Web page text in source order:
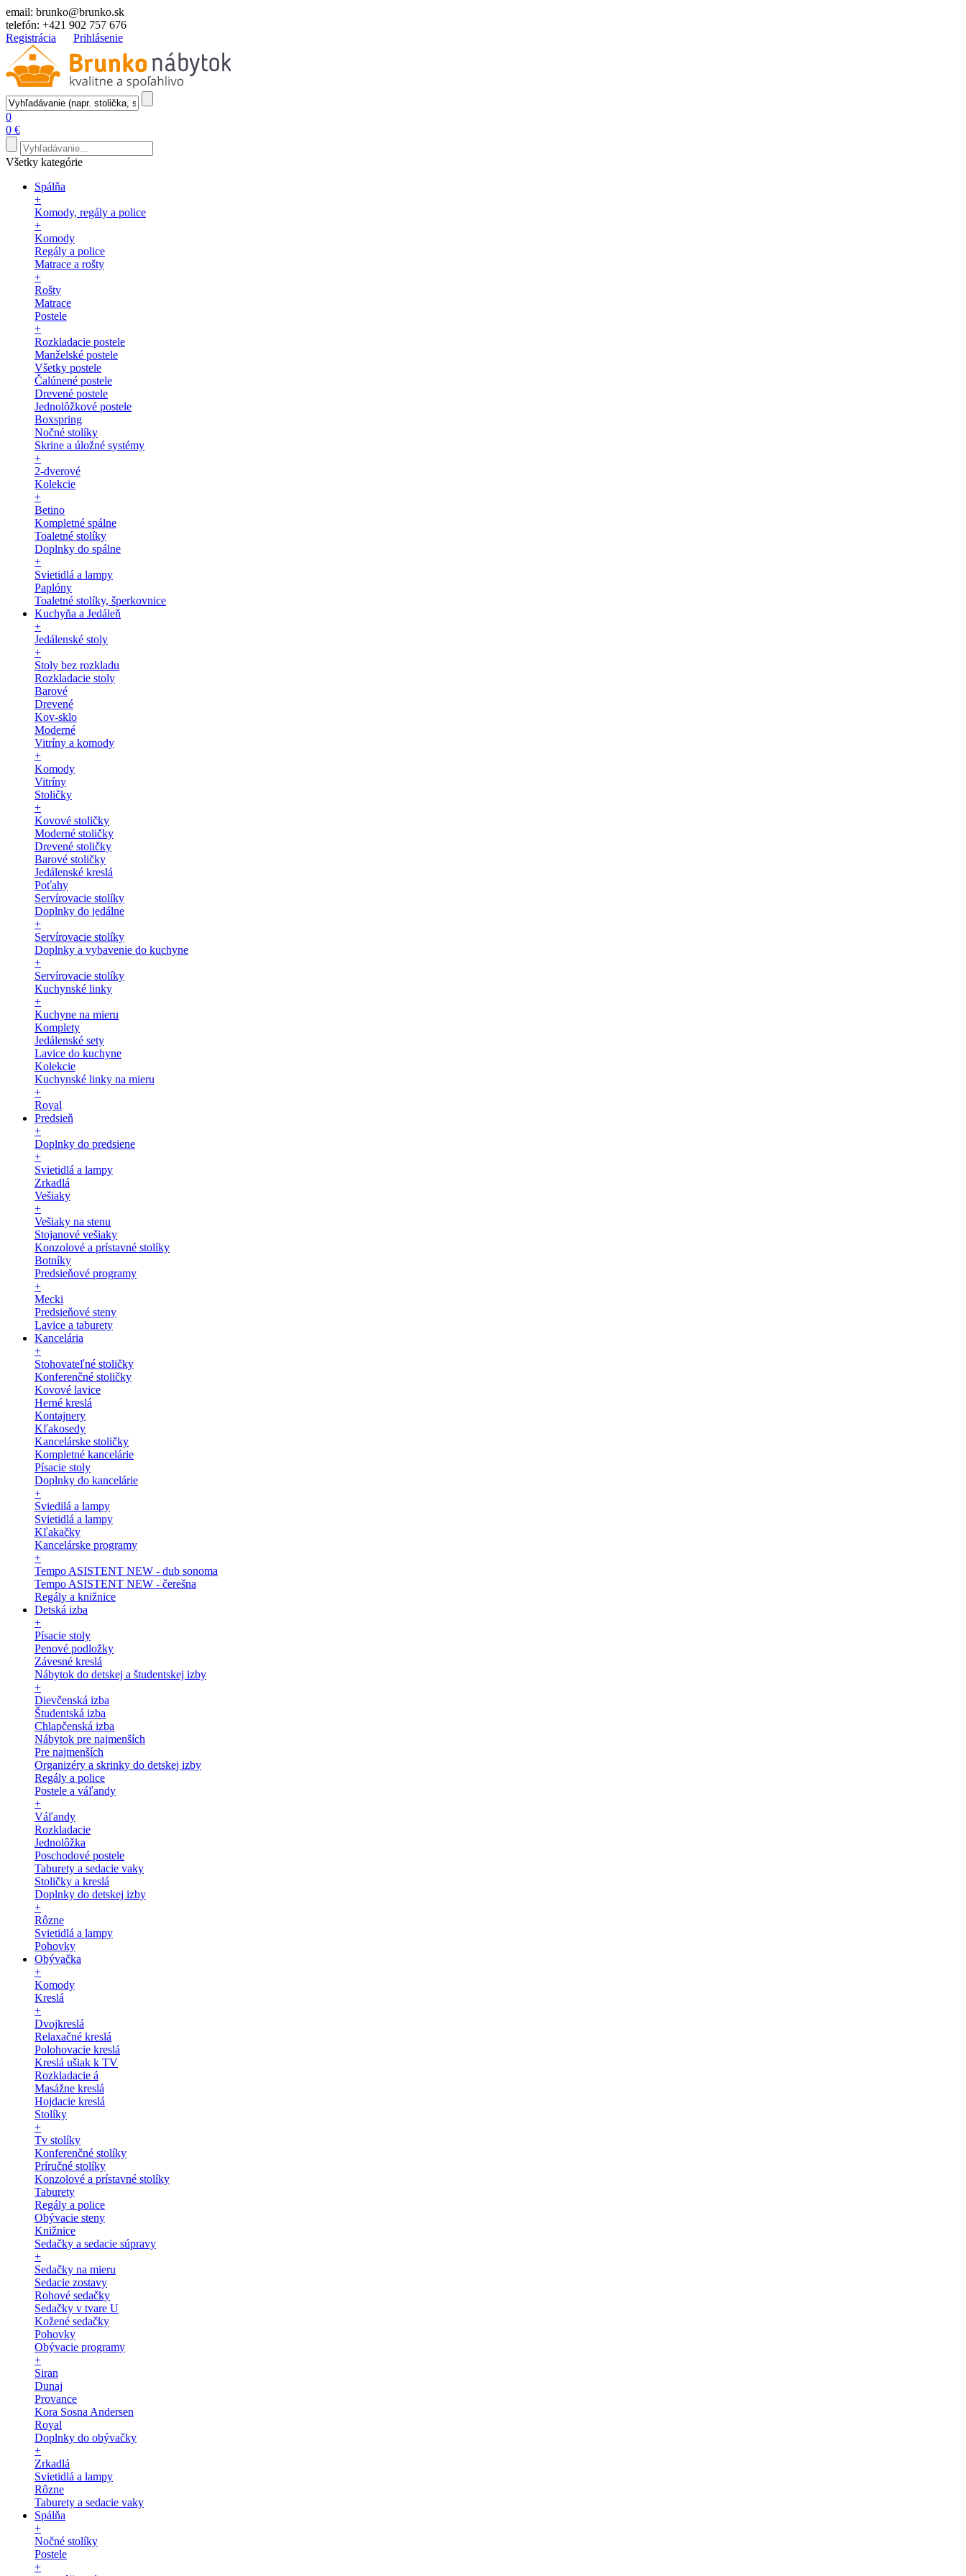
email: brunko@brunko.sk
telefón: +421 902 757 676
Registrácia
Prihlásenie
0
0 €
Všetky kategórie
Spálňa
+
Komody, regály a police
+
Komody
Regály a police
Matrace a rošty
+
Rošty
Matrace
Postele
+
Rozkladacie postele
Manželské postele
Všetky postele
Čalúnené postele
Drevené postele
Jednolôžkové postele
Boxspring
Nočné stolíky
Skrine a úložné systémy
+
2-dverové
Kolekcie
+
Betino
Kompletné spálne
Toaletné stolíky
Doplnky do spálne
+
Svietidlá a lampy
Paplóny
Toaletné stolíky, šperkovnice
Kuchyňa a Jedáleň
+
Jedálenské stoly
+
Stoly bez rozkladu
Rozkladacie stoly
Barové
Drevené
Kov-sklo
Moderné
Vitríny a komody
+
Komody
Vitríny
Stoličky
+
Kovové stoličky
Moderné stoličky
Drevené stoličky
Barové stoličky
Jedálenské kreslá
Poťahy
Servírovacie stolíky
Doplnky do jedálne
+
Servírovacie stolíky
Doplnky a vybavenie do kuchyne
+
Servírovacie stolíky
Kuchynské linky
+
Kuchyne na mieru
Komplety
Jedálenské sety
Lavice do kuchyne
Kolekcie
Kuchynské linky na mieru
+
Royal
Predsieň
+
Doplnky do predsiene
+
Svietidlá a lampy
Zrkadlá
Vešiaky
+
Vešiaky na stenu
Stojanové vešiaky
Konzolové a prístavné stolíky
Botníky
Predsieňové programy
+
Mecki
Predsieňové steny
Lavice a taburety
Kancelária
+
Stohovateľné stoličky
Konferenčné stoličky
Kovové lavice
Herné kreslá
Kontajnery
Kľakosedy
Kancelárske stoličky
Kompletné kancelárie
Písacie stoly
Doplnky do kancelárie
+
Sviedilá a lampy
Svietidlá a lampy
Kľakačky
Kancelárske programy
+
Tempo ASISTENT NEW - dub sonoma
Tempo ASISTENT NEW - čerešna
Regály a knižnice
Detská izba
+
Písacie stoly
Penové podložky
Závesné kreslá
Nábytok do detskej a študentskej izby
+
Dievčenská izba
Študentská izba
Chlapčenská izba
Nábytok pre najmenších
Pre najmenších
Organizéry a skrinky do detskej izby
Regály a police
Postele a váľandy
+
Váľandy
Rozkladacie
Jednolôžka
Poschodové postele
Taburety a sedacie vaky
Stoličky a kreslá
Doplnky do detskej izby
+
Rôzne
Svietidlá a lampy
Pohovky
Obývačka
+
Komody
Kreslá
+
Dvojkreslá
Relaxačné kreslá
Polohovacie kreslá
Kreslá ušiak k TV
Rozkladacie á
Masážne kreslá
Hojdacie kreslá
Stolíky
+
Tv stolíky
Konferenčné stolíky
Príručné stolíky
Konzolové a prístavné stolíky
Taburety
Regály a police
Obývacie steny
Knižnice
Sedačky a sedacie súpravy
+
Sedačky na mieru
Sedacie zostavy
Rohové sedačky
Sedačky v tvare U
Kožené sedačky
Pohovky
Obývacie programy
+
Siran
Dunaj
Provance
Kora Sosna Andersen
Royal
Doplnky do obývačky
+
Zrkadlá
Svietidlá a lampy
Rôzne
Taburety a sedacie vaky
Spálňa
+
Nočné stolíky
Postele
+